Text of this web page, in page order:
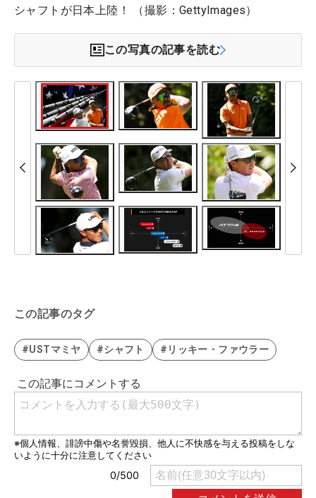
シャフトが日本上陸！ （撮影：GettyImages）
この写真の記事を読む
この記事のタグ
#USTマミヤ #シャフト #リッキー・ファウラー